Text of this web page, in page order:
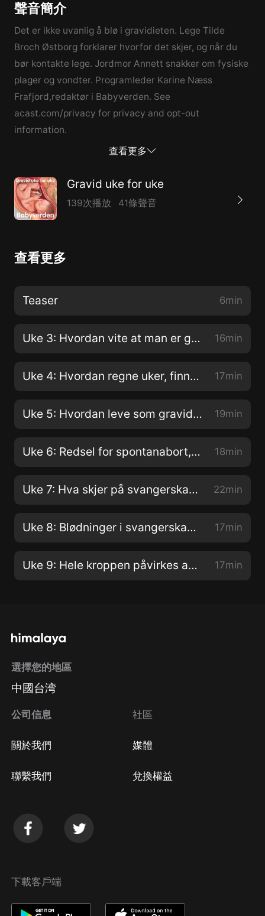
聲音簡介
Det er ikke uvanlig å blø i gravidieten. Lege Tilde
Broch Østborg forklarer hvorfor det skjer, og når du
bør kontakte lege. Jordmor Annett snakker om fysiske
plager og vondter. Programleder Karine Næss
Frafjord,redaktør i Babyverden. See
acast.com/privacy for privacy and opt-out
information.
查看更多
Gravid uke for uke
139次播放 41條聲音
查看更多
Teaser 6min
Uke 3: Hvordan vite at man er gravid og unnfangelsen 16min
Uke 4: Hvordan regne uker, finne termindato og graviditetssymptomer 17min
Uke 5: Hvordan leve som gravid - søvn, kosthold, folat og jod er stikkord. 19min
Uke 6: Redsel for spontanabort, gravidboblen 18min
Uke 7: Hva skjer på svangerskapskontrollene, Helsekortet 22min
Uke 8: Blødninger i svangerskapet og strekksmerter 17min
Uke 9: Hele kroppen påvirkes av graviditeten. Trøtt på jobben 17min
選擇您的地區
中國台湾
公司信息
關於我們
聯繫我們
社區
媒體
兌換權益
下載客戶端